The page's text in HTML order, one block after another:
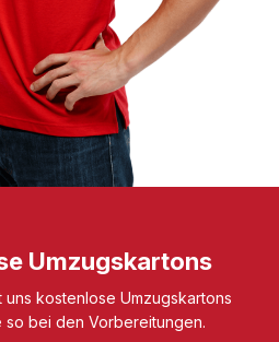
Umzugskartons
uns kostenlose Umzugskartons
so bei den Vorbereitungen.